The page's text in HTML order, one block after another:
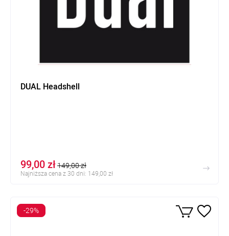
DUAL Headshell
99,00 zł149,00 zł
Najniższa cena z 30 dni: 149,00 zł
-29%